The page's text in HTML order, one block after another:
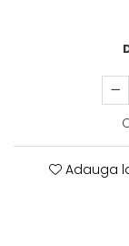
Adauga